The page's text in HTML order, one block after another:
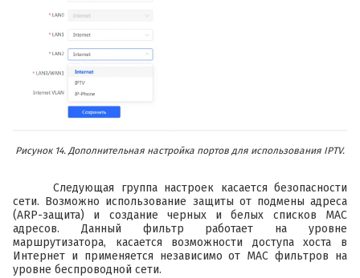
Рисунок 14. Дополнительная настройка портов для использования IPTV.
Следующая группа настроек касается безопасности
сети. Возможно использование защиты от подмены адреса
(ARP-защита) и создание черных и белых списков MAC
адресов. Данный фильтр работает на уровне
маршрутизатора, касается возможности доступа хоста в
Интернет и применяется независимо от MAC фильтров на
уровне беспроводной сети.